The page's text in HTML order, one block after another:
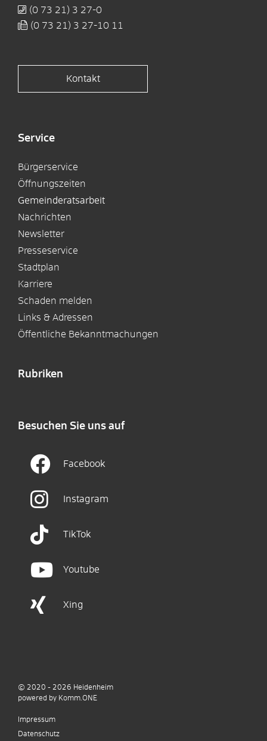
(0 73 21) 3 27-0
(0 73 21) 3 27-10 11
Kontakt
Service
Bürgerservice
Öffnungszeiten
Gemeinderatsarbeit
Nachrichten
Newsletter
Presseservice
Stadtplan
Karriere
Schaden melden
Links & Adressen
Öffentliche Bekanntmachungen
Rubriken
Besuchen Sie uns auf
Facebook
Instagram
TikTok
Youtube
Xing
© 2020 - 2026 Heidenheim
powered by Komm.ONE
Impressum
Datenschutz